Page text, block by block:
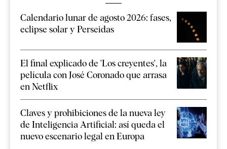
Calendario lunar de agosto 2026: fases,
eclipse solar y Perseidas
El final explicado de 'Los creyentes', la
película con José Coronado que arrasa
en Netflix
Claves y prohibiciones de la nueva ley
de Inteligencia Artificial: así queda el
nuevo escenario legal en Europa